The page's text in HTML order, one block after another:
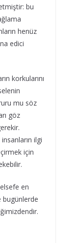
bu
henüz
edici
korkularını
mu söz
göz
ilgi
için
en
bugünlerde